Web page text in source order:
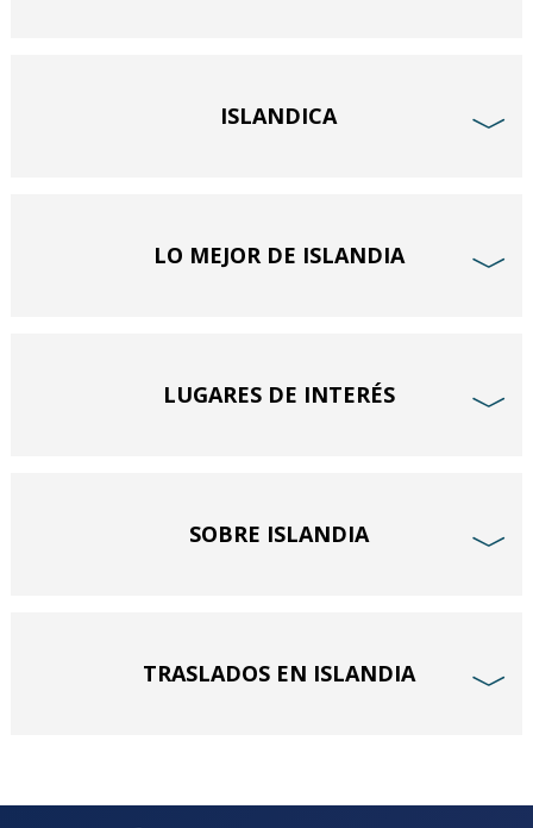
ISLANDICA ﹀
LO MEJOR DE ISLANDIA ﹀
LUGARES DE INTERÉS ﹀
SOBRE ISLANDIA ﹀
TRASLADOS EN ISLANDIA ﹀